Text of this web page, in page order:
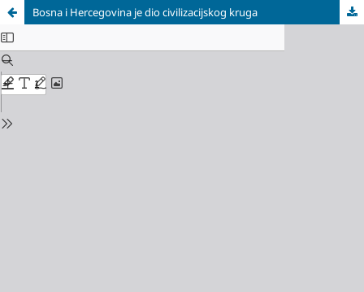
Bosna i Hercegovina je dio civilizacijskog kruga